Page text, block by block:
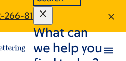
266-8197
What can
we help you